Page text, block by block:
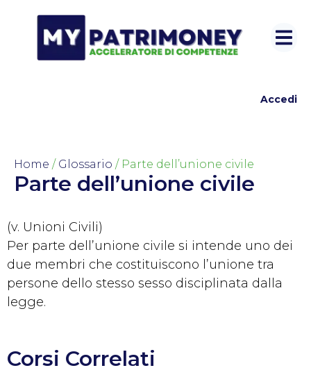
Accedi
Home / Glossario / Parte dell’unione civile
Parte dell’unione civile
(v. Unioni Civili)
Per parte dell’unione civile si intende uno dei
due membri che costituiscono l’unione tra
persone dello stesso sesso disciplinata dalla
legge.
Corsi Correlati